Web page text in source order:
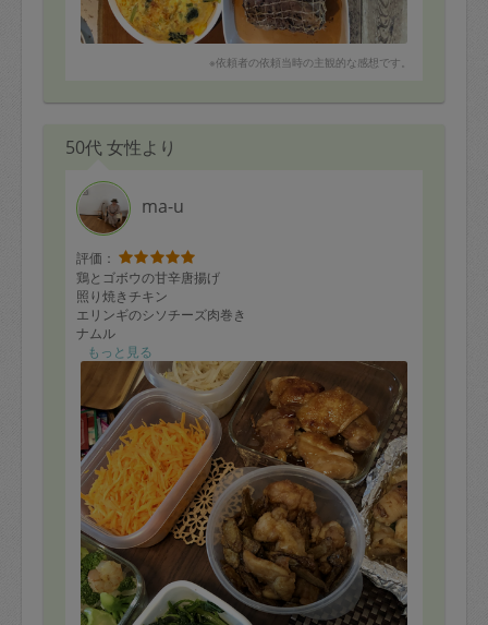
※依頼者の依頼当時の主観的な感想です。
50代 女性より
ma-u
評価：
鶏とゴボウの甘辛唐揚げ
照り焼きチキン
エリンギのシソチーズ肉巻き
ナムル
茄子ハサミ揚げ
茄子煮浸し
海老とブロッコリーの中華風
など、作って頂きました。
これから美味しく頂きます。
暑い中、ありがとうございました。
また機会あればよろしくお願いいたします。
もっと見る